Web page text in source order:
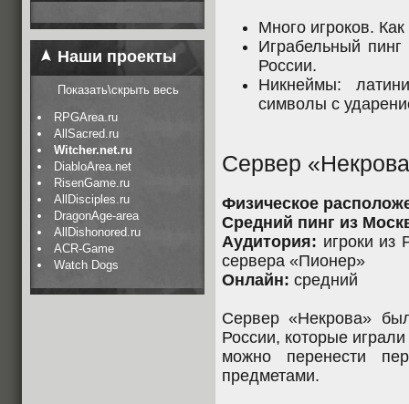
Наши проекты
Показать\скрыть весь
RPGArea.ru
AllSacred.ru
Witcher.net.ru
DiabloArea.net
RisenGame.ru
AllDisciples.ru
DragonAge-area
AllDishonored.ru
ACR-Game
Watch Dogs
Много игроков.
Играбельный
России.
Никнеймы:
символы с
Сервер
Физическое
Средний пинг из
Аудитория: игроки из
сервера «Пионер»
Онлайн: средний
Сервер «Некрова»
России, которые
можно перенести
предметами.